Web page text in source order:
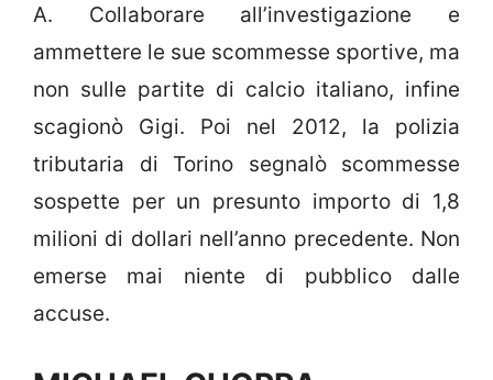
A. Collaborare all’investigazione e
ammettere le sue scommesse sportive, ma
non sulle partite di calcio italiano, infine
scagionò Gigi. Poi nel 2012, la polizia
tributaria di Torino segnalò scommesse
sospette per un presunto importo di 1,8
milioni di dollari nell’anno precedente. Non
emerse mai niente di pubblico dalle
accuse.